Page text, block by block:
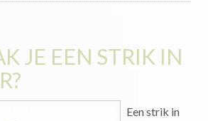
JE EEN STRIK IN
Een strik in